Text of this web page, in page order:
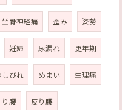
坐骨神経痛 歪み 姿勢
妊婦 尿漏れ 更年期
びれ めまい 生理痛
り腰 反り腰